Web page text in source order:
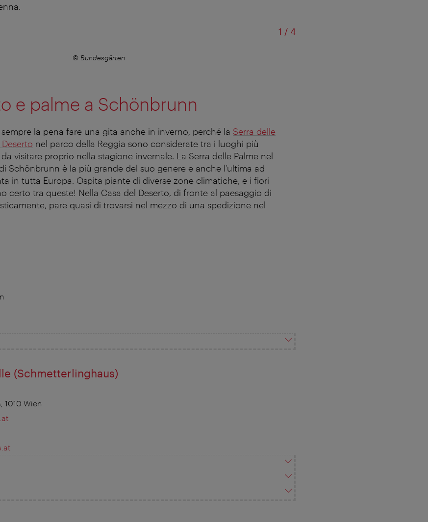
1 /di
4
© Bundesgärten
e palme a Schönbrunn
la pena fare una gita anche in inverno, perché la Serra delle
nel parco della Reggia sono considerate tra i luoghi più
visitare proprio nella stagione invernale. La Serra delle Palme nel
Schönbrunn è la più grande del suo genere e anche l’ultima ad
in tutta Europa. Ospita piante di diverse zone climatiche, e i fiori
certo tra queste! Nella Casa del Deserto, di fronte al paesaggio di
pare quasi di trovarsi nel mezzo di una spedizione nel
(Schmetterlinghaus)
1010 Wien